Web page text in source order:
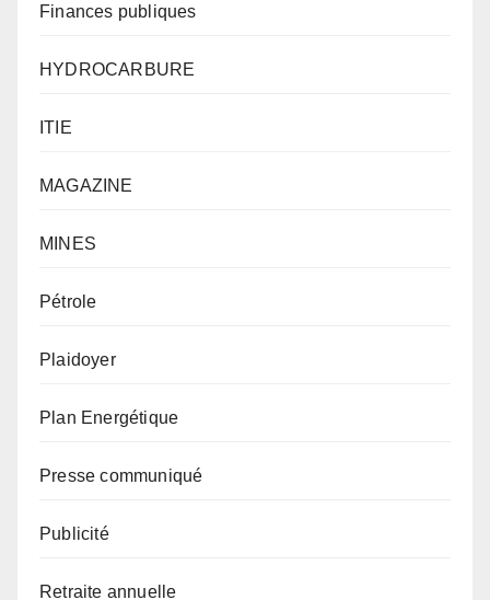
Finances publiques
HYDROCARBURE
ITIE
MAGAZINE
MINES
Pétrole
Plaidoyer
Plan Energétique
Presse communiqué
Publicité
Retraite annuelle